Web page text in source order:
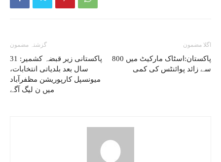
گزشتہ مضمون
پاکستانی زیر قبضہ کشمیر: 31
سال بعد بلدیاتی انتخابات،
میونسپل کارپوریشن مظفرآباد
میں ن لیگ آگے
اگلا مضمون
پاکستان:اسٹاک مارکیٹ میں 800
سے زائد پوائنٹس کی کمی